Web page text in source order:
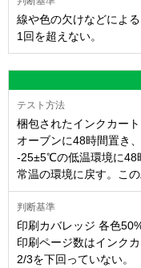
線や色の欠けなどによ
1回を超えない。
梱包されたインクカー
オーブンに48時間置き
-25±5℃の低温環境に48
常温の環境に戻す。こ
印刷カバレッジ 各色
印刷ページ数はインク
2/3を下回っていない。